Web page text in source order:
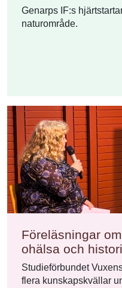
Genarps IF:s
naturområde.
Föreläsningar
ohälsa och
Studieförbundet
flera kunskapskvällar